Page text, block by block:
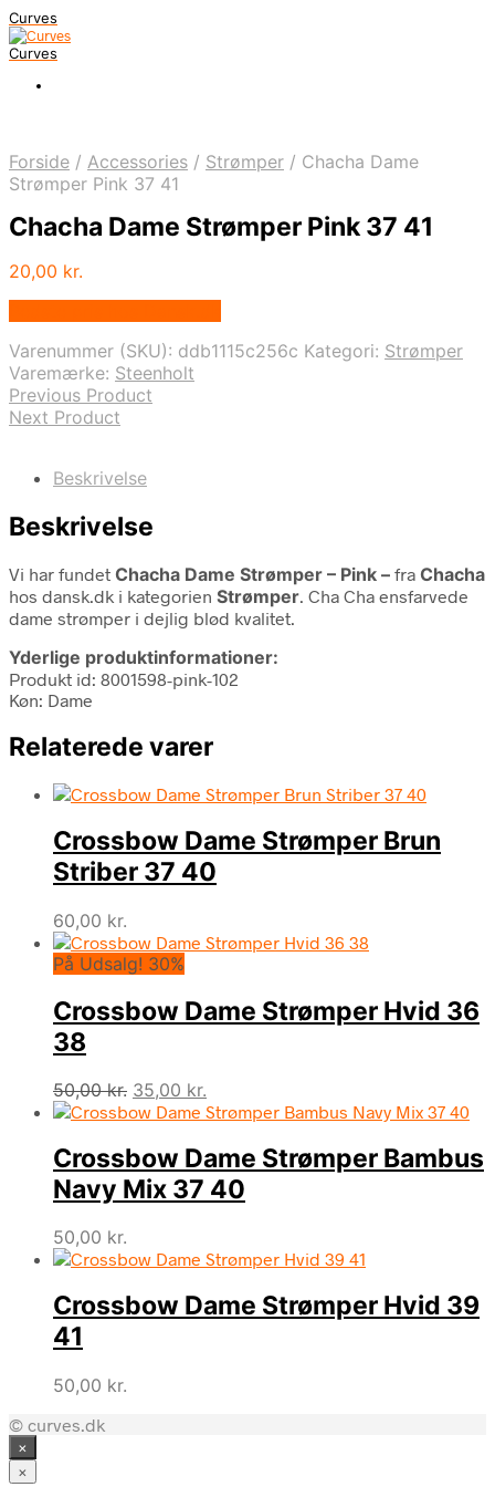
Curves
Curves
Forside / Accessories / Strømper / Chacha Dame
Strømper Pink 37 41
Chacha Dame Strømper Pink 37 41
20,00 kr.
Varenummer (SKU): ddb1115c256c Kategori: Strømper
Varemærke: Steenholt
Previous Product
Next Product
Beskrivelse
Beskrivelse
Vi har fundet Chacha Dame Strømper – Pink – fra Chacha
hos dansk.dk i kategorien Strømper. Cha Cha ensfarvede
dame strømper i dejlig blød kvalitet.
Yderlige produktinformationer:
Produkt id: 8001598-pink-102
Køn: Dame
Relaterede varer
Crossbow Dame Strømper Brun
Striber 37 40
60,00 kr.
På Udsalg! 30%
Crossbow Dame Strømper Hvid 36
38
50,00kr. Den
oprindelige
var:
50,00 kr..
35,00 kr.
aktuelle
er:
35,00 kr..
Crossbow Dame Strømper Bambus
Navy Mix 37 40
50,00 kr.
Crossbow Dame Strømper Hvid 39
41
50,00 kr.
© curves.dk
×
×